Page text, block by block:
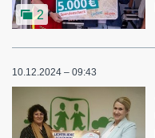
2
10.12.2024 – 09:43